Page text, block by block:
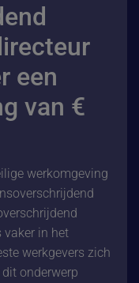
een
van €
werkomgeving
vaker in het
werkgevers zich
onderwerp